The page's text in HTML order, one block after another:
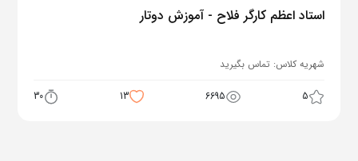
استاد اعظم کارگر فلاح - آموزش دوتار
شهریه کلاس: تماس بگیرید
5
6695
13
30